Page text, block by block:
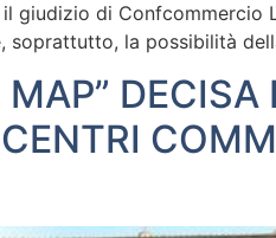
giudizio di
soprattutto, la possibilità